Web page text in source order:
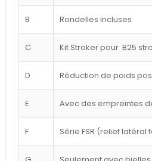
B Rondelles incluses
C Kit Stroker pour B25
D Réduction de poids
E Avec des empreintes
F Série FSR (relief latéral